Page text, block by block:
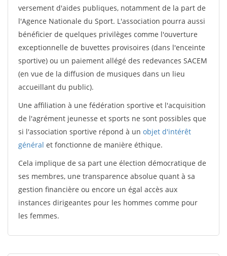
versement d'aides publiques, notamment de la part de
l'Agence Nationale du Sport. L'association pourra aussi
bénéficier de quelques privilèges comme l'ouverture
exceptionnelle de buvettes provisoires (dans l'enceinte
sportive) ou un paiement allégé des redevances SACEM
(en vue de la diffusion de musiques dans un lieu
accueillant du public).
Une affiliation à une fédération sportive et l'acquisition
de l'agrément jeunesse et sports ne sont possibles que
si l'association sportive répond à un objet d'intérêt
général et fonctionne de manière éthique.
Cela implique de sa part une élection démocratique de
ses membres, une transparence absolue quant à sa
gestion financière ou encore un égal accès aux
instances dirigeantes pour les hommes comme pour
les femmes.